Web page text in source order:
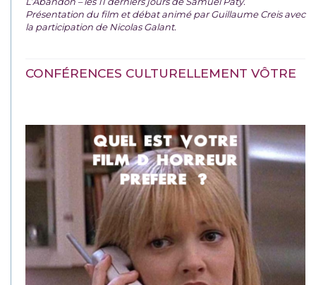
Présentation du film et débat animé par Guillaume Creis avec
la participation de Nicolas Galant.
CONFÉRENCES CULTURELLEMENT VÔTRE